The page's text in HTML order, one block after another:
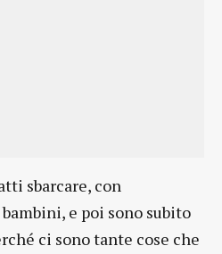
sbarcare, con
e poi sono subito
ci sono tante cose che